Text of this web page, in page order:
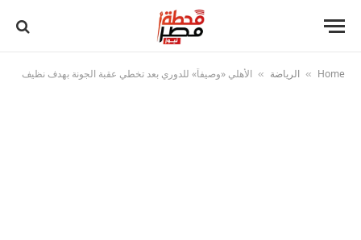
Home
» الرياضة » الأهلي «وصيفاً» للدوري بعد تخطي عقبة الجونة بهدف نظيف